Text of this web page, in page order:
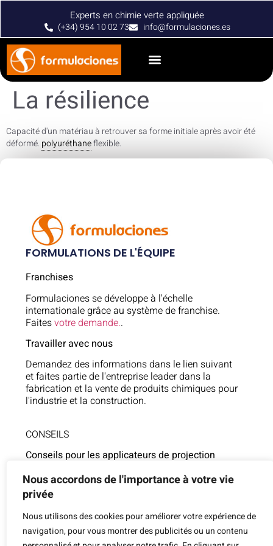
Nous accordons de l'importance à votre vie
privée
Nous utilisons des cookies pour améliorer votre expérience de
navigation, pour vous montrer des publicités ou un contenu
Experts en chimie verte appliquée
(+34) 954 10 02 73 info@formulaciones.es
La résilience
Capacité d'un matériau à retrouver sa forme initiale après avoir été
déformé.polyuréthaneflexible.
FORMULATIONS DE L'ÉQUIPE
Franchises
Formulaciones se développe à l'échelle
internationale grâce au système de franchise.
Faitesvotre demande..
Travailler avec nous
Demandez des informations dans le lien suivant
et faites partie de l'entreprise leader dans la
fabrication et la vente de produits chimiques pour
l'industrie et la construction.
CONSEILS
Conseils pour les applicateurs de projection
625 106 554
Assistance technique
854 805 377